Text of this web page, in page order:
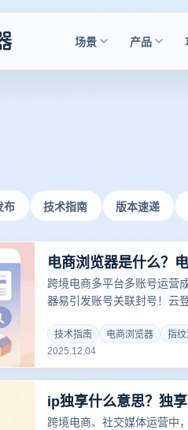
场景 产品
布 技术指南 版本速递
跨境电商多平台多账号运营
器易引发账号关联封号！云
运营安全之选。
技术指南 电商浏览器
指
2025.12.04
跨境电商、社交媒体运营中